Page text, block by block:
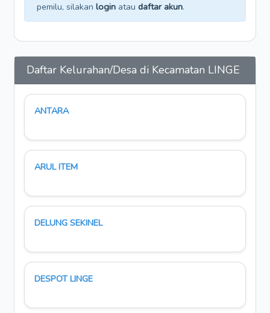
pemilu, silakan login atau daftar akun.
Daftar Kelurahan/Desa di Kecamatan LINGE
ANTARA
ARUL ITEM
DELUNG SEKINEL
DESPOT LINGE